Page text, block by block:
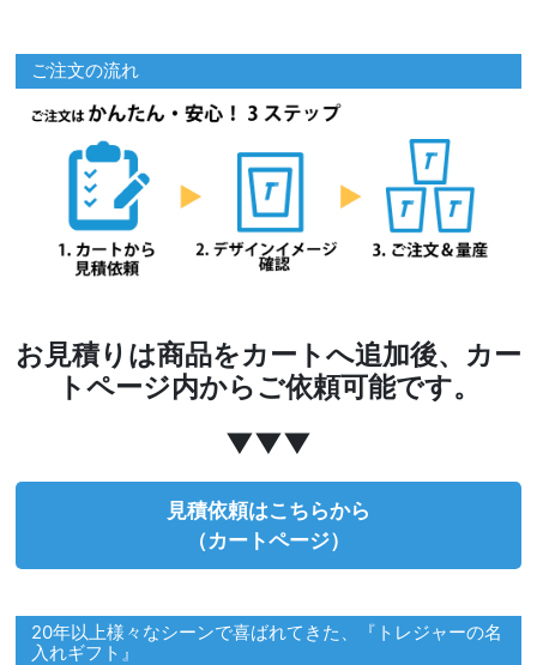
ご注文の流れ
お見積りは商品をカートへ追加後、カー
トページ内からご依頼可能です。
▼▼▼
見積依頼はこちらから
（カートページ）
20年以上様々なシーンで喜ばれてきた、『トレジャーの名
入れギフト』